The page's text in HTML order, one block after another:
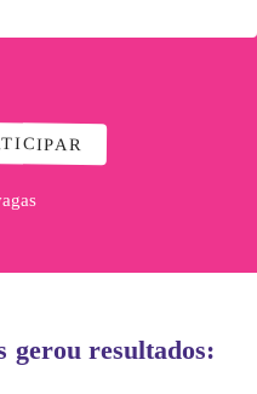
gerou resultados: